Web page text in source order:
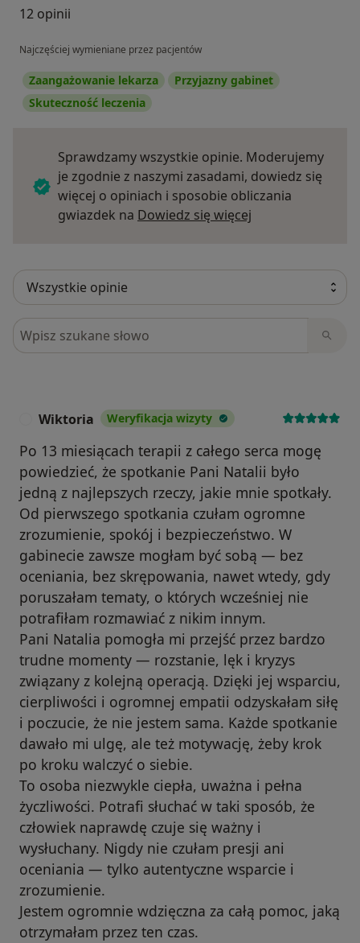
12 opinii
Najczęściej wymieniane przez pacjentów
Zaangażowanie lekarza
Przyjazny gabinet
Skuteczność leczenia
Sprawdzamy wszystkie opinie. Moderujemy
je zgodnie z naszymi zasadami, dowiedz się
więcej o opiniach i sposobie obliczania
gwiazdek na Dowiedz się więcej
Szukaj w opiniach
Wiktoria Weryfikacja wizyty
Po 13 miesiącach terapii z całego serca mogę
powiedzieć, że spotkanie Pani Natalii było
jedną z najlepszych rzeczy, jakie mnie spotkały.
Od pierwszego spotkania czułam ogromne
zrozumienie, spokój i bezpieczeństwo. W
gabinecie zawsze mogłam być sobą — bez
oceniania, bez skrępowania, nawet wtedy, gdy
poruszałam tematy, o których wcześniej nie
potrafiłam rozmawiać z nikim innym.
Pani Natalia pomogła mi przejść przez bardzo
trudne momenty — rozstanie, lęk i kryzys
związany z kolejną operacją. Dzięki jej wsparciu,
cierpliwości i ogromnej empatii odzyskałam siłę
i poczucie, że nie jestem sama. Każde spotkanie
dawało mi ulgę, ale też motywację, żeby krok
po kroku walczyć o siebie.
To osoba niezwykle ciepła, uważna i pełna
życzliwości. Potrafi słuchać w taki sposób, że
człowiek naprawdę czuje się ważny i
wysłuchany. Nigdy nie czułam presji ani
oceniania — tylko autentyczne wsparcie i
zrozumienie.
Jestem ogromnie wdzięczna za całą pomoc, jaką
otrzymałam przez ten czas.